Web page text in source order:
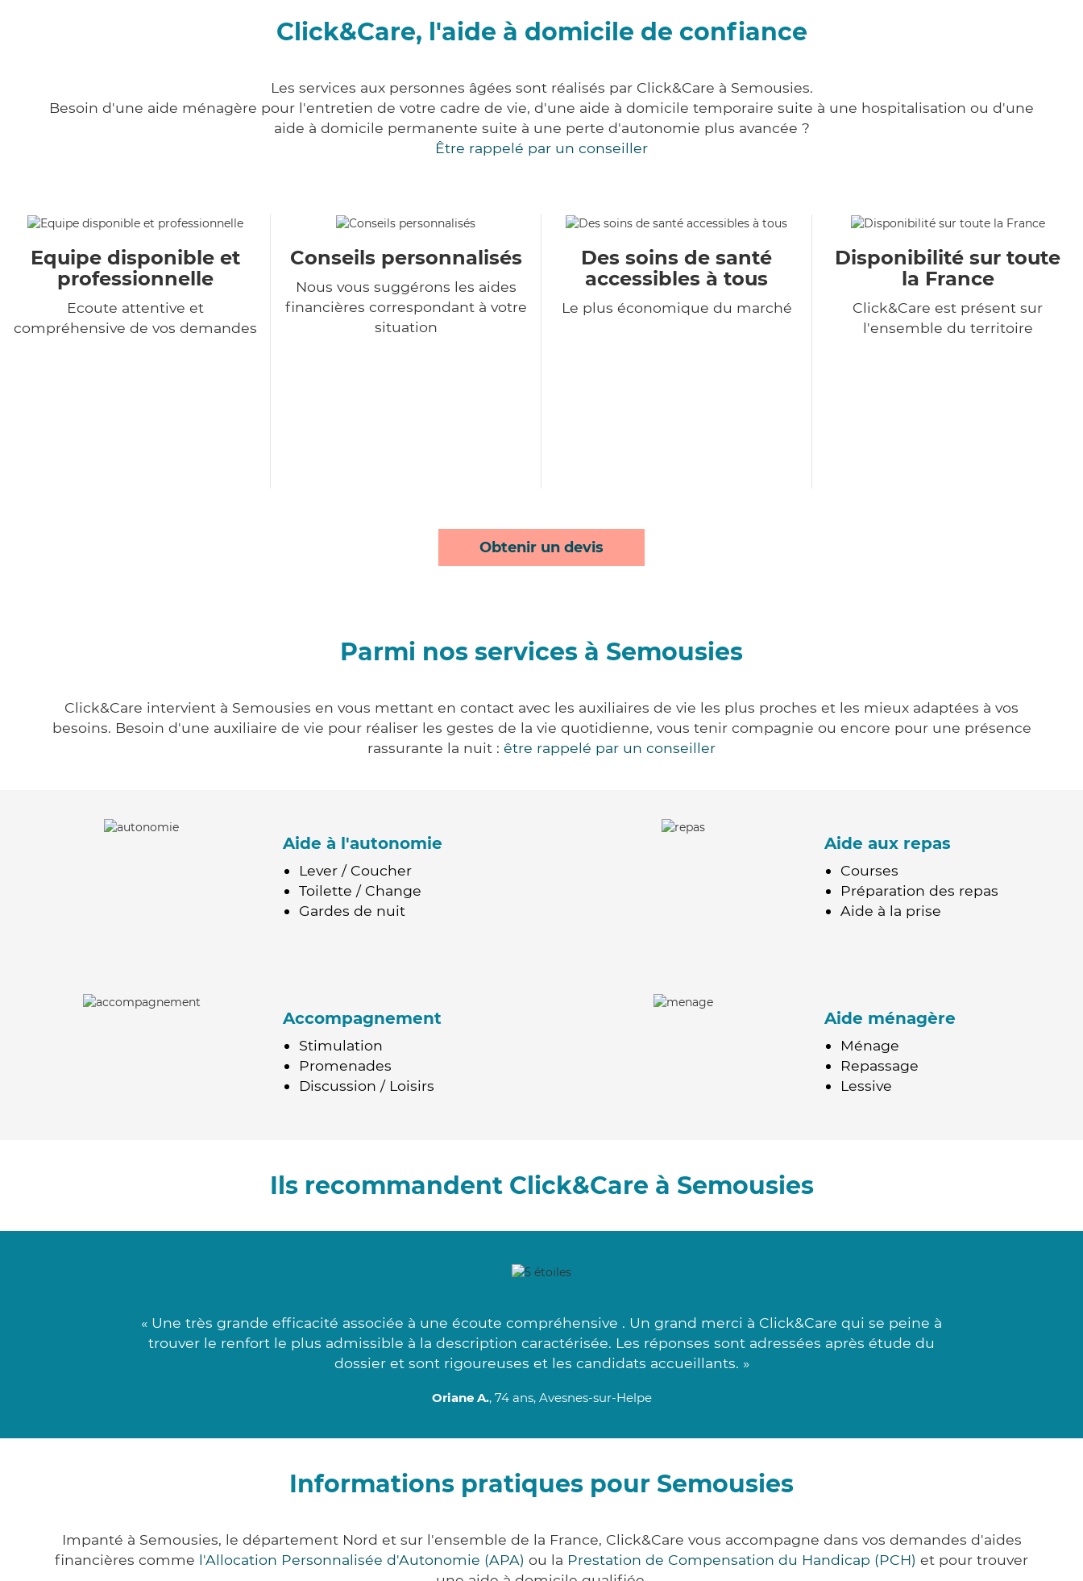
Click&Care, l'aide à domicile de confiance
Les services aux personnes âgées sont réalisés par Click&Care à Semousies.
Besoin d'une aide ménagère pour l'entretien de votre cadre de vie, d'une aide à domicile temporaire suite à une hospitalisation ou d'une
aide à domicile permanente suite à une perte d'autonomie plus avancée ?
Être rappelé par un conseiller
Equipe disponible et
professionnelle
Ecoute attentive et
compréhensive de vos demandes
Conseils personnalisés
Nous vous suggérons les aides
financières correspondant à votre
situation
Des soins de santé
accessibles à tous
Le plus économique du marché
Disponibilité sur toute
la France
Click&Care est présent sur
l'ensemble du territoire
Obtenir un devis
Parmi nos services à Semousies
Click&Care intervient à Semousies en vous mettant en contact avec les auxiliaires de vie les plus proches et les mieux adaptées à vos
besoins. Besoin d'une auxiliaire de vie pour réaliser les gestes de la vie quotidienne, vous tenir compagnie ou encore pour une présence
rassurante la nuit : être rappelé par un conseiller
Aide à l'autonomie
Lever / Coucher
Toilette / Change
Gardes de nuit
Aide aux repas
Courses
Préparation des repas
Aide à la prise
Accompagnement
Stimulation
Promenades
Discussion / Loisirs
Aide ménagère
Ménage
Repassage
Lessive
Ils recommandent Click&Care à Semousies
« Une très grande efficacité associée à une écoute compréhensive . Un grand merci à Click&Care qui se peine à
trouver le renfort le plus admissible à la description caractérisée. Les réponses sont adressées après étude du
dossier et sont rigoureuses et les candidats accueillants. »
Oriane A., 74 ans, Avesnes-sur-Helpe
Informations pratiques pour Semousies
Impanté à Semousies, le département Nord et sur l'ensemble de la France, Click&Care vous accompagne dans vos demandes d'aides
financières comme l'Allocation Personnalisée d'Autonomie (APA) ou la Prestation de Compensation du Handicap (PCH) et pour trouver